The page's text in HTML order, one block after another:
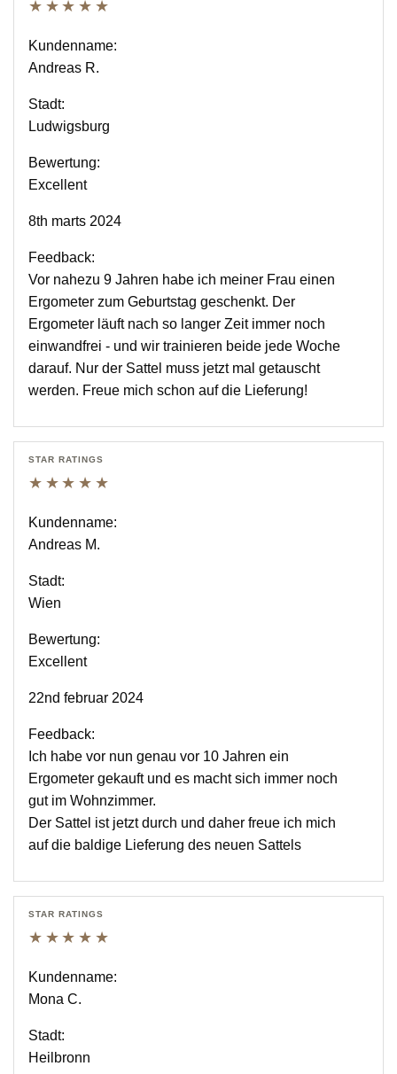
★★★★★
Kundenname:
Andreas R.
Stadt:
Ludwigsburg
Bewertung:
Excellent
8th marts 2024
Feedback:
Vor nahezu 9 Jahren habe ich meiner Frau einen
Ergometer zum Geburtstag geschenkt. Der
Ergometer läuft nach so langer Zeit immer noch
einwandfrei - und wir trainieren beide jede Woche
darauf. Nur der Sattel muss jetzt mal getauscht
werden. Freue mich schon auf die Lieferung!
STAR RATINGS
★★★★★
Kundenname:
Andreas M.
Stadt:
Wien
Bewertung:
Excellent
22nd februar 2024
Feedback:
Ich habe vor nun genau vor 10 Jahren ein
Ergometer gekauft und es macht sich immer noch
gut im Wohnzimmer.
Der Sattel ist jetzt durch und daher freue ich mich
auf die baldige Lieferung des neuen Sattels
STAR RATINGS
★★★★★
Kundenname:
Mona C.
Stadt:
Heilbronn